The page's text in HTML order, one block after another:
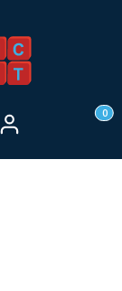
Zaloguj się